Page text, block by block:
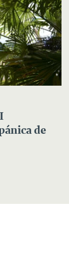
de